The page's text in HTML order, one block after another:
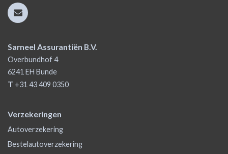
Sarneel Assurantiën B.V.
Overbundhof 4
6241 EH Bunde
T +31 43 409 0350
Verzekeringen
Autoverzekering
Bestelautoverzekering